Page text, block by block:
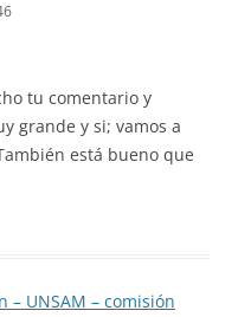
tu comentario y
grande y si; vamos a
está bueno que
– UNSAM – comisión